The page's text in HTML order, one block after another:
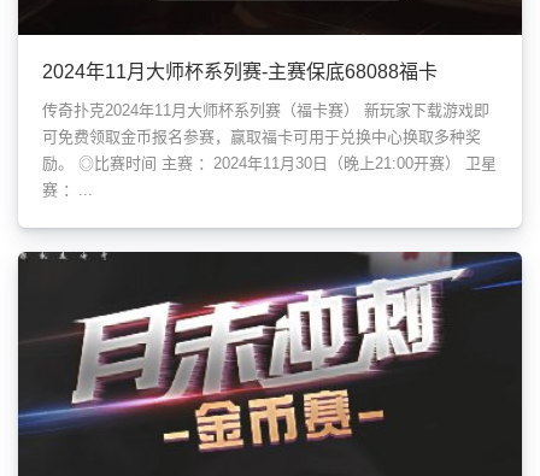
2024年11月大师杯系列赛-主赛保底68088福卡
传奇扑克2024年11月大师杯系列赛（福卡赛） 新玩家下载游戏即
可免费领取金币报名参赛，赢取福卡可用于兑换中心换取多种奖
励。 ◎比赛时间 主赛 ：2024年11月30日（晚上21:00开赛） 卫星
赛 ：...